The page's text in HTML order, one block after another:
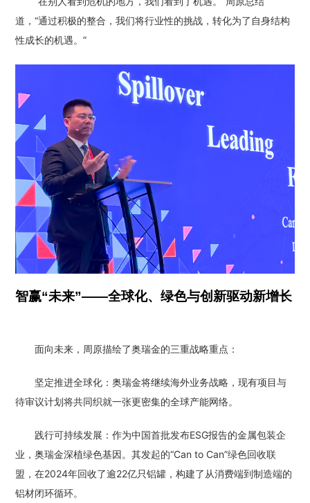
道，“通过积极的整合，我们将行业性的挑战，转化为了自身结构
性成长的机遇。”
智赢“未来”——全球化、绿色与创新驱动新增长
面向未来，周原描绘了奥瑞金的三重战略重点：
坚定推进全球化：奥瑞金将继续海外业务战略，现有项目与
待审议计划将共同织就一张更密集的全球产能网络。
践行可持续发展：作为中国首批发布ESG报告的金属包装企
业，奥瑞金深植绿色基因。其发起的“Can to Can”绿色回收联
盟，在2024年回收了逾22亿只铝罐，构建了从消费端到制造端的
铝材闭环循环。